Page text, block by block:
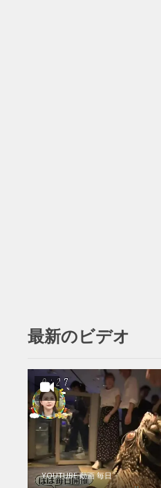
最新のビデオ
YOUTUBE 動画 毎日